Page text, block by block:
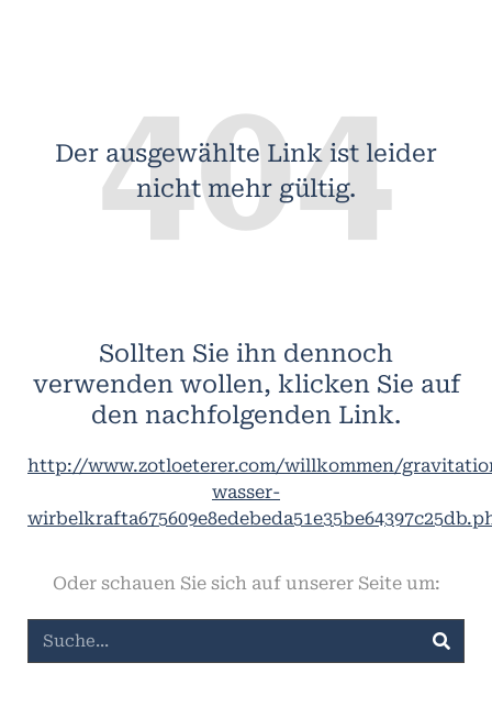
404
Der ausgewählte Link ist leider
nicht mehr gültig.
Sollten Sie ihn dennoch
verwenden wollen, klicken Sie auf
den nachfolgenden Link.
http://www.zotloeterer.com/willkommen/
wasser-
Oder schauen Sie sich auf unserer Seite um: